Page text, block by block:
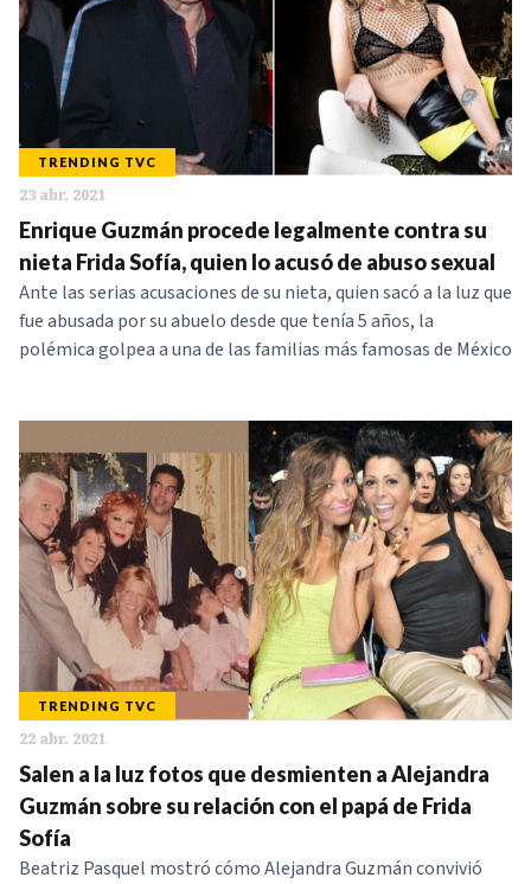
IR
Categorias:
NOTICIAS
SERIES
TRENDING TVC
23 abr. 2021
Enrique Guzmán procede legalmente contra su
nieta Frida Sofía, quien lo acusó de abuso sexual
Ante las serias acusaciones de su nieta, quien sacó a la luz que
fue abusada por su abuelo desde que tenía 5 años, la
polémica golpea a una de las familias más famosas de México
TRENDING TVC
22 abr. 2021
Salen a la luz fotos que desmienten a Alejandra
Guzmán sobre su relación con el papá de Frida
Sofía
Beatriz Pasquel mostró cómo Alejandra Guzmán convivió